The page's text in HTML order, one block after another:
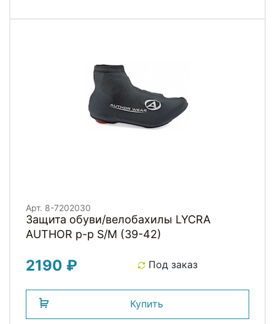
Арт. 8-7202030
Защита обуви/велобахилы LYCRA
AUTHOR р-р S/M (39-42)
2190 ₽ Под заказ
Купить